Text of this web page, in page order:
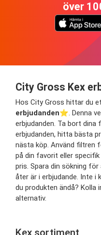
över
City Gross Kex
Hos City Gross hittar du
erbjudanden⭐️. Denna
erbjudanden. Ta bort
erbjudanden, hitta bästa
nästa köp. Använd filtren
på din favorit eller
pris. Spara din sökning
åter är i erbjudande. Inte i
du produkten ändå? Kolla
alternativ.
Kex sortiment